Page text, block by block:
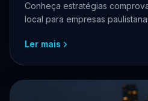
Conheça estratégias
local para empresas
anúncios.
Ler mais